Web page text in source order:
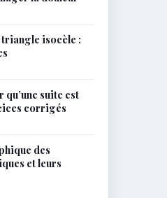
triangle isocèle :
suite est
corrigés
des
et leurs